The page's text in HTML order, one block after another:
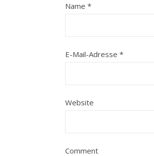
Name *
E-Mail-Adresse *
Website
Comment